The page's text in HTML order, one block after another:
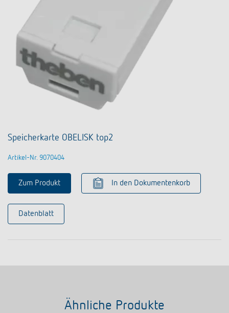
Speicherkarte OBELISK top2
Artikel-Nr. 9070404
Zum Produkt In den Dokumentenkorb
Datenblatt
Ähnliche Produkte